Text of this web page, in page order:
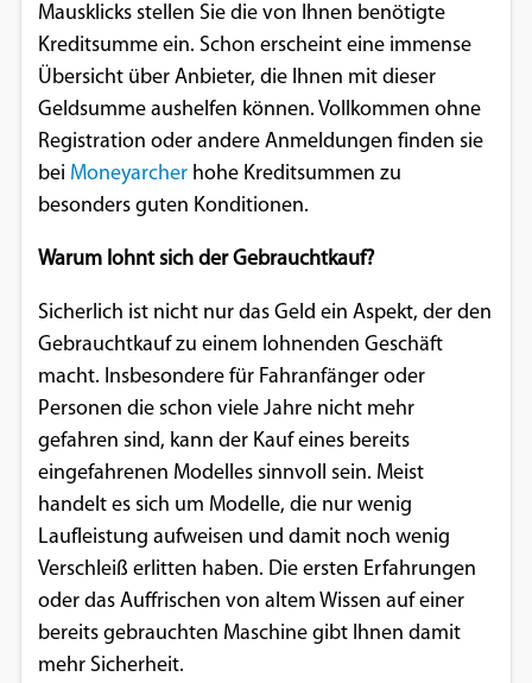
Mausklicks stellen Sie die von Ihnen benötigte
Kreditsumme ein. Schon erscheint eine immense
Übersicht über Anbieter, die Ihnen mit dieser
Geldsumme aushelfen können. Vollkommen ohne
Registration oder andere Anmeldungen finden sie
bei Moneyarcherhohe Kreditsummen zu
besonders guten Konditionen.
Warum lohnt sich der Gebrauchtkauf?
Sicherlich ist nicht nur das Geld ein Aspekt, der den
Gebrauchtkauf zu einem lohnenden Geschäft
macht. Insbesondere für Fahranfänger oder
Personen die schon viele Jahre nicht mehr
gefahren sind, kann der Kauf eines bereits
eingefahrenen Modelles sinnvoll sein. Meist
handelt es sich um Modelle, die nur wenig
Laufleistung aufweisen und damit noch wenig
Verschleiß erlitten haben. Die ersten Erfahrungen
oder das Auffrischen von altem Wissen auf einer
bereits gebrauchten Maschine gibt Ihnen damit
mehr Sicherheit.